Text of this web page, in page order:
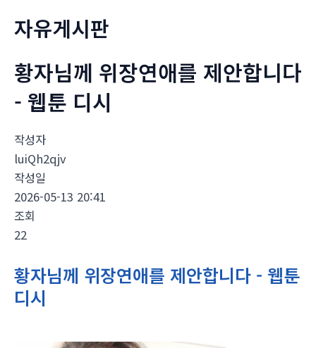
자유게시판
황자님께 위장연애를 제안합니다
- 웹툰 디시
작성자
luiQh2qjv
작성일
2026-05-13 20:41
조회
22
황자님께 위장연애를 제안합니다 - 웹툰
디시